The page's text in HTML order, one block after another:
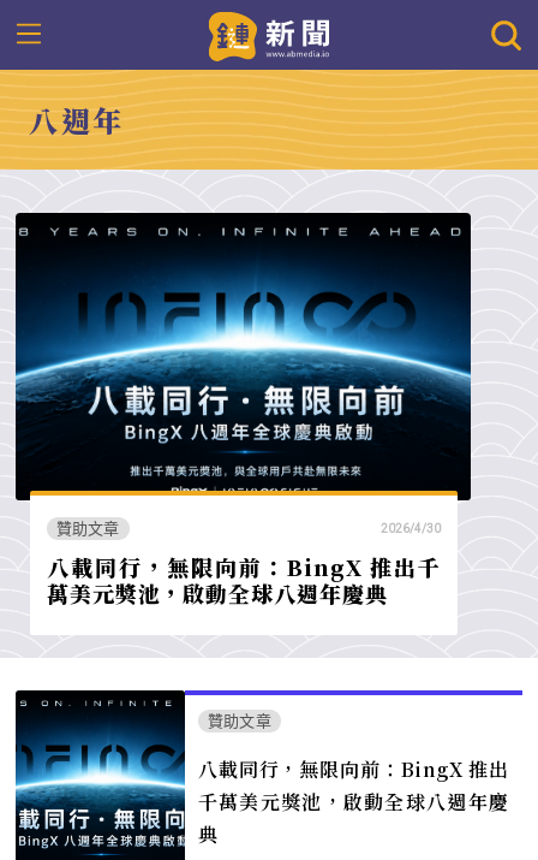
八週年
贊助文章 2026/4/30
八載同行，無限向前：BingX 推出千
萬美元獎池，啟動全球八週年慶典
贊助文章
八載同行，無限向前：BingX 推出
千萬美元獎池，啟動全球八週年慶
典